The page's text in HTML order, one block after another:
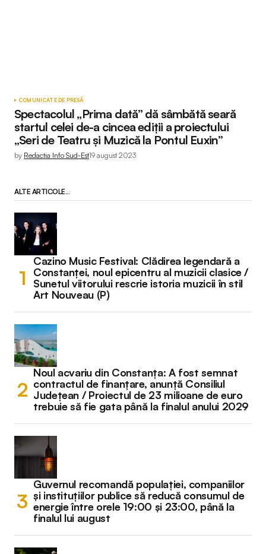
COMUNICATE DE PRESĂ
Spectacolul „Prima dată” dă sâmbătă seară
startul celei de-a cincea ediții a proiectului
„Seri de Teatru și Muzică la Pontul Euxin”
by Redactia Info Sud-Est19 august 2023
ALTE ARTICOLE...
Cazino Music Festival: Clădirea legendară a
Constanței, noul epicentru al muzicii clasice /
Sunetul viitorului rescrie istoria muzicii în stil
Art Nouveau (P)
Noul acvariu din Constanța: A fost semnat
contractul de finanțare, anunță Consiliul
Județean / Proiectul de 23 milioane de euro
trebuie să fie gata până la finalul anului 2029
Guvernul recomandă populației, companiilor
și instituțiilor publice să reducă consumul de
energie între orele 19:00 și 23:00, până la
finalul lui august